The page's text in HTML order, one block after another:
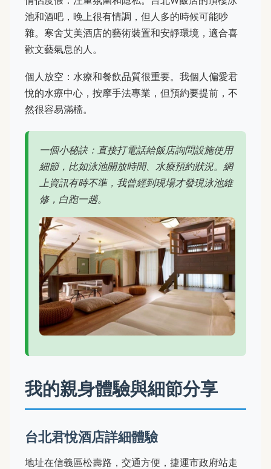
池和酒吧，晚上很有情調，但人多的時候可能吵
雜。寒舍艾美酒店的藝術裝置和安靜環境，適合喜
歡文藝氣息的人。
個人放空：水療和餐飲品質很重要。我個人偏愛君
悅的水療中心，按摩手法專業，但預約要提前，不
然很容易滿檔。
一個小秘訣：直接打電話給飯店詢問設施使用
細節，比如泳池開放時間、水療預約狀況。網
上資訊有時不準，我曾經到現場才發現泳池維
修，白跑一趟。
我的親身體驗與細節分享
台北君悅酒店詳細體驗
地址在信義區松壽路，交通方便，捷運市政府站走